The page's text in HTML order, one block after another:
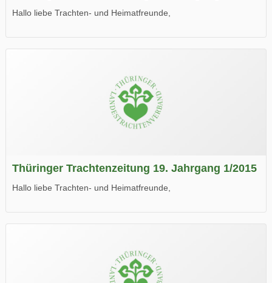
Hallo liebe Trachten- und Heimatfreunde,
Wir wünschen Euch viel Spaß beim Lesen.
Thüringer Trachtenzeitung 19. Jahrgang 1/2015
Hallo liebe Trachten- und Heimatfreunde,
Wir wünschen Euch viel Spaß beim Lesen.